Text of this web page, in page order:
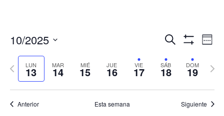
búsqueda
y
vistas
Buscar
de
de
10/2025
fecha.LUN
13 MAR
14 MIÉ
15 JUE
16 VIE
17 SÁB
18 DOM
19
Semana
anterior
Anterior Esta semana Siguiente